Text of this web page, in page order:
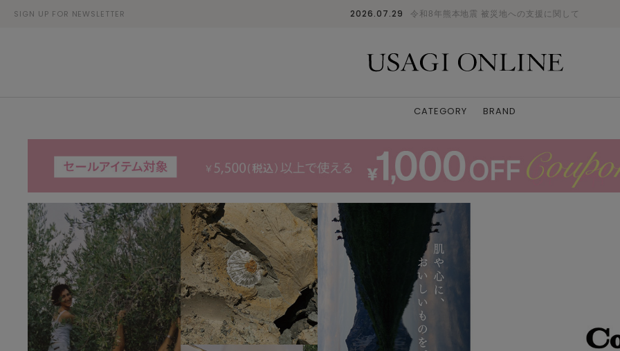
SIGN UP FOR NEWSLETTER 2026.07.29 令和8年熊本地震 被災地への支援に関して
CATEGORY BRAND